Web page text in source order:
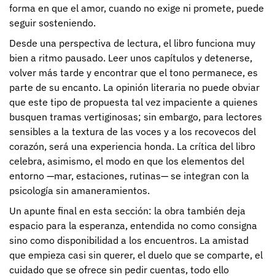
forma en que el amor, cuando no exige ni promete, puede
seguir sosteniendo.
Desde una perspectiva de lectura, el libro funciona muy
bien a ritmo pausado. Leer unos capítulos y detenerse,
volver más tarde y encontrar que el tono permanece, es
parte de su encanto. La opinión literaria no puede obviar
que este tipo de propuesta tal vez impaciente a quienes
busquen tramas vertiginosas; sin embargo, para lectores
sensibles a la textura de las voces y a los recovecos del
corazón, será una experiencia honda. La crítica del libro
celebra, asimismo, el modo en que los elementos del
entorno —mar, estaciones, rutinas— se integran con la
psicología sin amaneramientos.
Un apunte final en esta sección: la obra también deja
espacio para la esperanza, entendida no como consigna
sino como disponibilidad a los encuentros. La amistad
que empieza casi sin querer, el duelo que se comparte, el
cuidado que se ofrece sin pedir cuentas, todo ello